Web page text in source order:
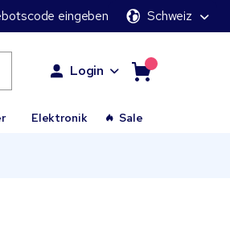
eingeben Schweiz
Login
Elektronik Sale